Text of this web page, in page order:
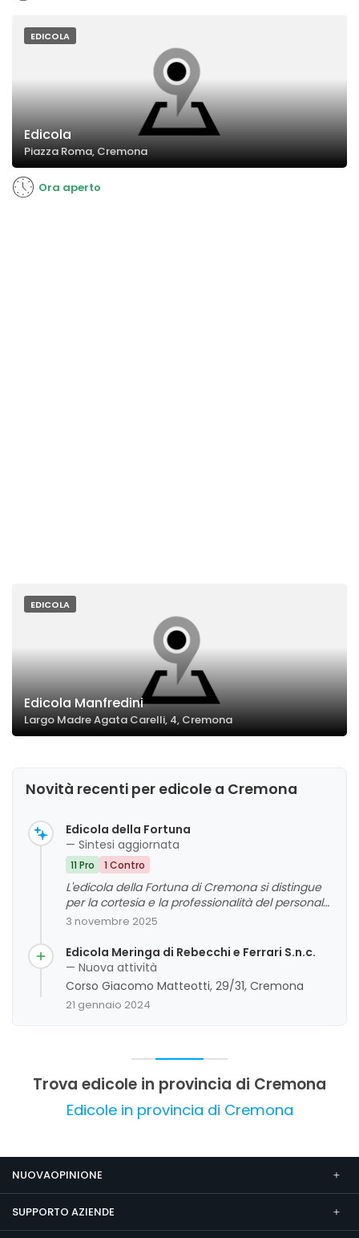
EDICOLA
Edicola
Piazza Roma, Cremona
Ora aperto
EDICOLA
Edicola Manfredini
Largo Madre Agata Carelli, 4, Cremona
Novità recenti per edicole a Cremona
Edicola della Fortuna
— Sintesi aggiornata
11 Pro 1 Contro
L'edicola della Fortuna di Cremona si distingue
per la cortesia e la professionalità del personale,
che viene generalmente valutata
pubblicazioni e la disponibilità di servizi sono
apprezzate, contribuendo a un'esperienza
complessivamente positiva. Tuttavia, alcuni
commenti evidenziano aspetti legati alla fortuna
nei giochi, che non sono direttamente correlati
qualità del servizio e la vasta offerta di prodotti.
3 novembre 2025
Edicola Meringa di Rebecchi e Ferrari S.n.c.
— Nuova attività
Corso Giacomo Matteotti, 29/31, Cremona
21 gennaio 2024
Trova edicole in provincia di Cremona
Edicole in provincia di Cremona
NUOVAOPINIONE
SUPPORTO AZIENDE